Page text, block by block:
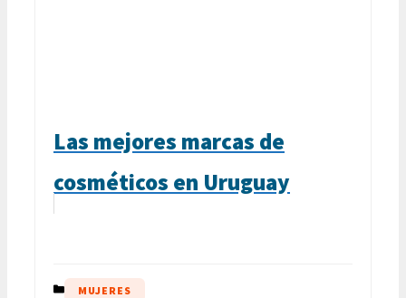
Las mejores marcas de
cosméticos en Uruguay
CATEGORÍAS
MUJERES